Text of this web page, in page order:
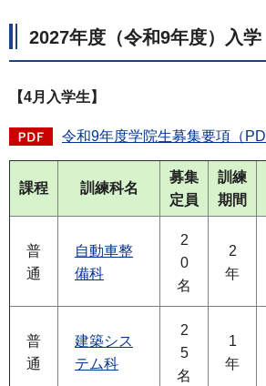
2027年度（令和9年度）入
【4月入学生】
令和9年度学院生募集要項（
課程 訓練科名
募集
定員
訓練
期間
普
通
自動車整
備科
2
0
名
2
年
普
通
建築シス
テム科
2
5
名
1
年